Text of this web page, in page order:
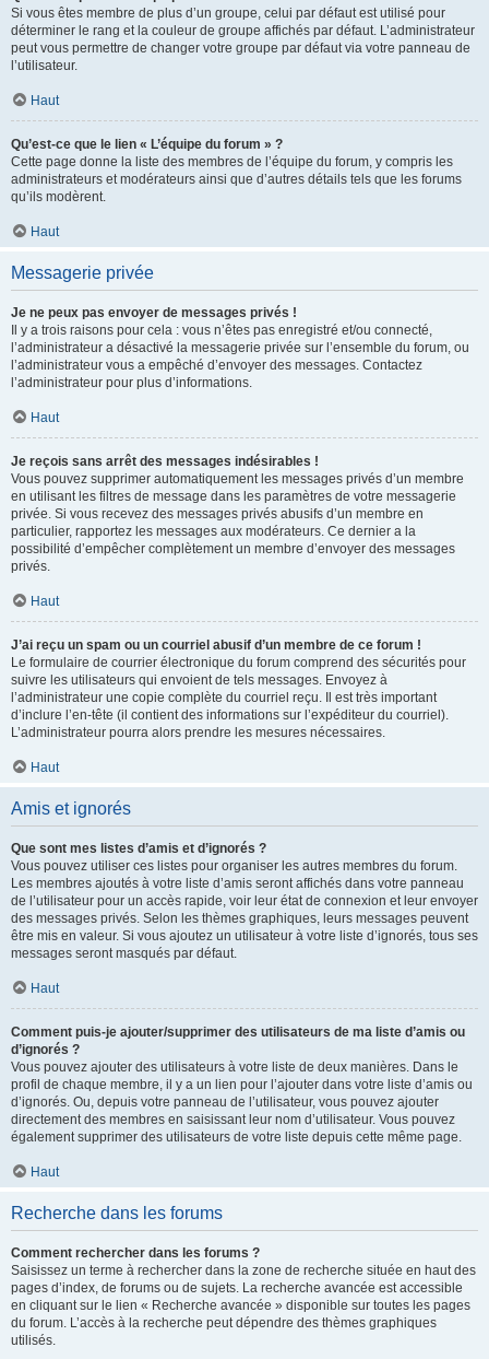
Si vous êtes membre de plus d’un groupe, celui par défaut est utilisé pour
déterminer le rang et la couleur de groupe affichés par défaut. L’administrateur
peut vous permettre de changer votre groupe par défaut via votre panneau de
l’utilisateur.
Haut
Qu’est-ce que le lien « L’équipe du forum » ?
Cette page donne la liste des membres de l’équipe du forum, y compris les
administrateurs et modérateurs ainsi que d’autres détails tels que les forums
qu’ils modèrent.
Haut
Messagerie privée
Je ne peux pas envoyer de messages privés !
Il y a trois raisons pour cela : vous n’êtes pas enregistré et/ou connecté,
l’administrateur a désactivé la messagerie privée sur l’ensemble du forum, ou
l’administrateur vous a empêché d’envoyer des messages. Contactez
l’administrateur pour plus d’informations.
Haut
Je reçois sans arrêt des messages indésirables !
Vous pouvez supprimer automatiquement les messages privés d’un membre
en utilisant les filtres de message dans les paramètres de votre messagerie
privée. Si vous recevez des messages privés abusifs d’un membre en
particulier, rapportez les messages aux modérateurs. Ce dernier a la
possibilité d’empêcher complètement un membre d’envoyer des messages
privés.
Haut
J’ai reçu un spam ou un courriel abusif d’un membre de ce forum !
Le formulaire de courrier électronique du forum comprend des sécurités pour
suivre les utilisateurs qui envoient de tels messages. Envoyez à
l’administrateur une copie complète du courriel reçu. Il est très important
d’inclure l’en-tête (il contient des informations sur l’expéditeur du courriel).
L’administrateur pourra alors prendre les mesures nécessaires.
Haut
Amis et ignorés
Que sont mes listes d’amis et d’ignorés ?
Vous pouvez utiliser ces listes pour organiser les autres membres du forum.
Les membres ajoutés à votre liste d’amis seront affichés dans votre panneau
de l’utilisateur pour un accès rapide, voir leur état de connexion et leur envoyer
des messages privés. Selon les thèmes graphiques, leurs messages peuvent
être mis en valeur. Si vous ajoutez un utilisateur à votre liste d’ignorés, tous ses
messages seront masqués par défaut.
Haut
Comment puis-je ajouter/supprimer des utilisateurs de ma liste d’amis ou
d’ignorés ?
Vous pouvez ajouter des utilisateurs à votre liste de deux manières. Dans le
profil de chaque membre, il y a un lien pour l’ajouter dans votre liste d’amis ou
d’ignorés. Ou, depuis votre panneau de l’utilisateur, vous pouvez ajouter
directement des membres en saisissant leur nom d’utilisateur. Vous pouvez
également supprimer des utilisateurs de votre liste depuis cette même page.
Haut
Recherche dans les forums
Comment rechercher dans les forums ?
Saisissez un terme à rechercher dans la zone de recherche située en haut des
pages d’index, de forums ou de sujets. La recherche avancée est accessible
en cliquant sur le lien « Recherche avancée » disponible sur toutes les pages
du forum. L’accès à la recherche peut dépendre des thèmes graphiques
utilisés.